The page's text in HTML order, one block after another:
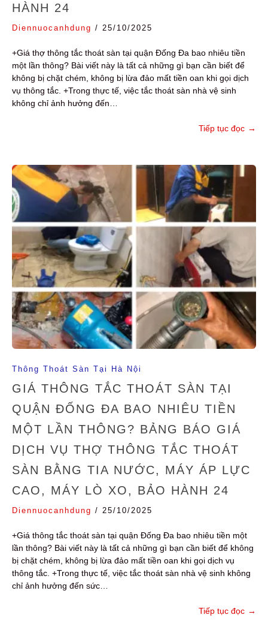
HÀNH 24
Diennuocanhdung / 25/10/2025
+Giá thợ thông tắc thoát sàn tại quận Đống Đa bao nhiêu tiền
một lần thông? Bài viết này là tất cả những gì bạn cần biết để
không bị chặt chém, không bị lừa đảo mất tiền oan khi gọi dịch
vụ thông tắc. +Trong thực tế, việc tắc thoát sàn nhà vệ sinh
không chỉ ảnh hưởng đến…
Tiếp tục đọc →
Thông Thoát Sàn Tại Hà Nội
GIÁ THÔNG TẮC THOÁT SÀN TẠI
QUẬN ĐỐNG ĐA BAO NHIÊU TIỀN
MỘT LẦN THÔNG? BẢNG BÁO GIÁ
DỊCH VỤ THỢ THÔNG TẮC THOÁT
SÀN BẰNG TIA NƯỚC, MÁY ÁP LỰC
CAO, MÁY LÒ XO, BẢO HÀNH 24
Diennuocanhdung / 25/10/2025
+Giá thông tắc thoát sàn tại quận Đống Đa bao nhiêu tiền một
lần thông? Bài viết này là tất cả những gì bạn cần biết để không
bị chặt chém, không bị lừa đảo mất tiền oan khi gọi dịch vụ
thông tắc. +Trong thực tế, việc tắc thoát sàn nhà vệ sinh không
chỉ ảnh hưởng đến sức…
Tiếp tục đọc →